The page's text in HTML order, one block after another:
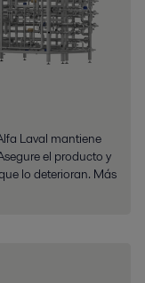
Laval mantiene
el producto y
lo deterioran. Más